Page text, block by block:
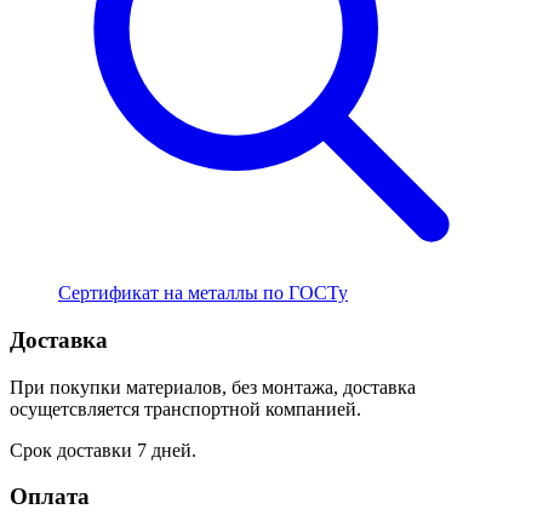
Сертификат на металлы по ГОСТу
Доставка
При покупки материалов, без монтажа, доставка
осущетсвляется транспортной компанией.
Срок доставки 7 дней.
Оплата